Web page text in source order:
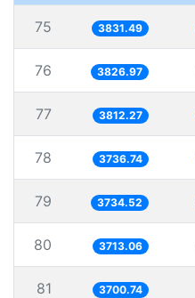
75 3831.49
76 3826.97
77 3812.27
78 3736.74
79 3734.52
80 3713.06
81 3700.74